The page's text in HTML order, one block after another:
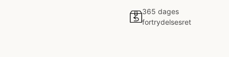
365 dages
fortrydelsesret